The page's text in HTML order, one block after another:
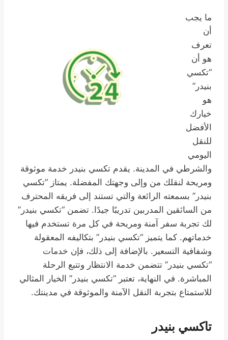
ما يجب
أن
تعرف
هو أن
“تكسي
بنيدر”
هو
خيارك
الأفضل
للنقل
اليومي
والشرطي في المدينة. يقدم تكسي بنيدر خدمة موثوقة
ومريحة لنقلك من وإلى وجهتك المفضلة. يمتاز “تكسي
بنيدر” بسمعته الرائعة والتي تستند إلى فريقه المحترف
من السائقين المدربين تدريبًا جيدًا. تضمن “تكسي بنيدر”
لك تجربة سفر آمنة ومريحة في كل مرة تستخدم فيها
خدماتهم. كما يتميز “تكسي بنيدر” بتكاليفه المعقولة
وشفافية التسعير. بالإضافة إلى ذلك، فإن خدمات
“تكسي بنيدر” تتضمن خدمة الانتظار وتتبع الرحلة
المباشرة. في النهاية، تعتبر “تكسي بنيدر” الخيار المثالي
للاستمتاع بتجربة النقل الآمنة والموثوقة في مدينتك.
تاكسي بنيدر